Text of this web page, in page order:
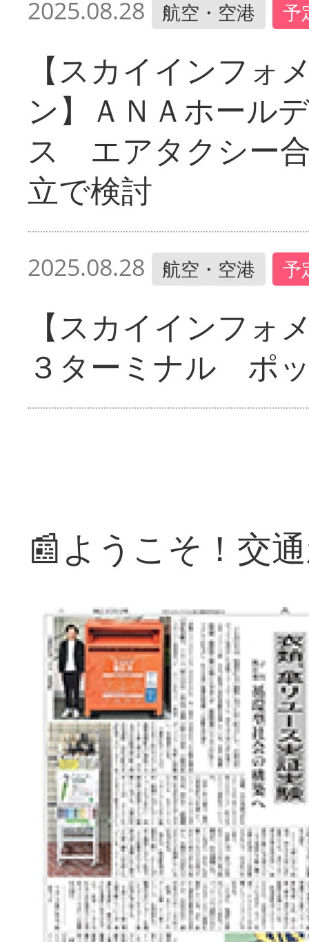
2025.08.28 航空・空港 予
【スカイインフォ
ン】ＡＮＡホール
ス エアタクシー
立で検討
2025.08.28 航空・空港 予
【スカイインフォ
３ターミナル ポ
📰ようこそ！交